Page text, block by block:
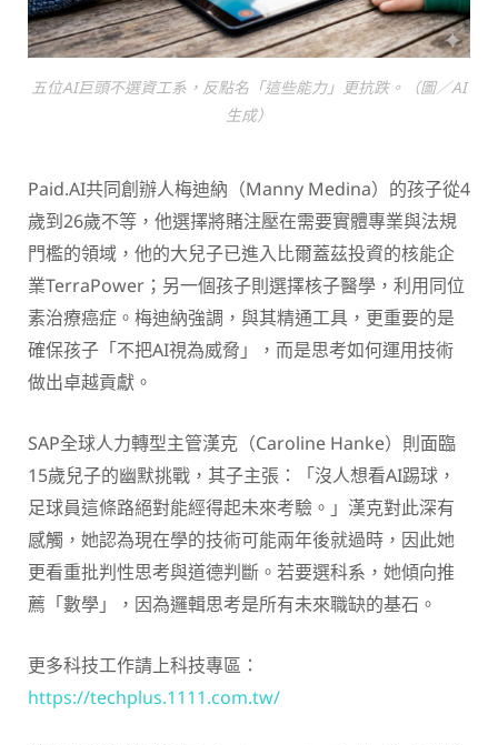
五位AI巨頭不選資工系，反點名「這些能力」更抗跌。（圖／AI
生成）
Paid.AI共同創辦人梅迪納（Manny Medina）的孩子從4
歲到26歲不等，他選擇將賭注壓在需要實體專業與法規
門檻的領域，他的大兒子已進入比爾蓋茲投資的核能企
業TerraPower；另一個孩子則選擇核子醫學，利用同位
素治療癌症。梅迪納強調，與其精通工具，更重要的是
確保孩子「不把AI視為威脅」，而是思考如何運用技術
做出卓越貢獻。
SAP全球人力轉型主管漢克（Caroline Hanke）則面臨
15歲兒子的幽默挑戰，其子主張：「沒人想看AI踢球，
足球員這條路絕對能經得起未來考驗。」漢克對此深有
感觸，她認為現在學的技術可能兩年後就過時，因此她
更看重批判性思考與道德判斷。若要選科系，她傾向推
薦「數學」，因為邏輯思考是所有未來職缺的基石。
更多科技工作請上科技專區：
https://techplus.1111.com.tw/